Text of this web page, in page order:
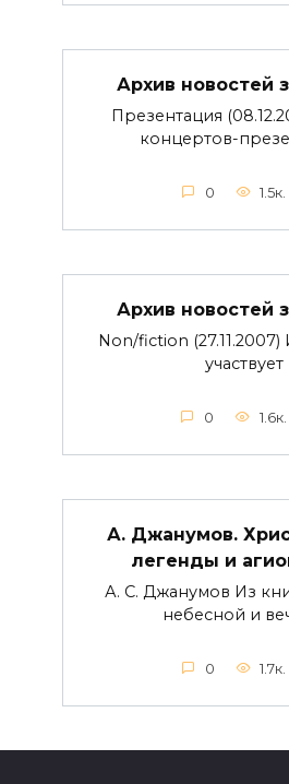
Архив новостей
Презентация
концертов-
0 1.5к.
Архив новостей
Non/fiction (27.11.2007)
участвует
0 1.6к.
А. Джанумов.
легенды и
А. С. Джанумов Из
небесной и
0 1.7к.